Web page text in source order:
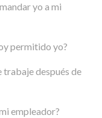
yo a mi
permitido yo?
trabaje después de
empleador?